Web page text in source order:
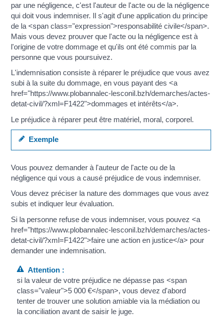
par une négligence, c'est l'auteur de l'acte ou de la négligence
qui doit vous indemniser. Il s'agit d'une application du principe
de la <span class="expression">responsabilité civile</span>.
Mais vous devez prouver que l'acte ou la négligence est à
l'origine de votre dommage et qu'ils ont été commis par la
personne que vous poursuivez.
L'indemnisation consiste à réparer le préjudice que vous avez
subi à la suite du dommage, en vous payant des <a
href="https://www.plobannalec-lesconil.bzh/demarches/actes-
detat-civil/?xml=F1422">dommages et intérêts</a>.
Le préjudice à réparer peut être matériel, moral, corporel.
Exemple
Vous pouvez demander à l'auteur de l'acte ou de la
négligence qui vous a causé préjudice de vous indemniser.
Vous devez préciser la nature des dommages que vous avez
subis et indiquer leur évaluation.
Si la personne refuse de vous indemniser, vous pouvez <a
href="https://www.plobannalec-lesconil.bzh/demarches/actes-
detat-civil/?xml=F1422">faire une action en justice</a> pour
demander une indemnisation.
Attention :
si la valeur de votre préjudice ne dépasse pas <span
class="valeur">5 000 €</span>, vous devez d'abord
tenter de trouver une solution amiable via la médiation ou
la conciliation avant de saisir le juge.